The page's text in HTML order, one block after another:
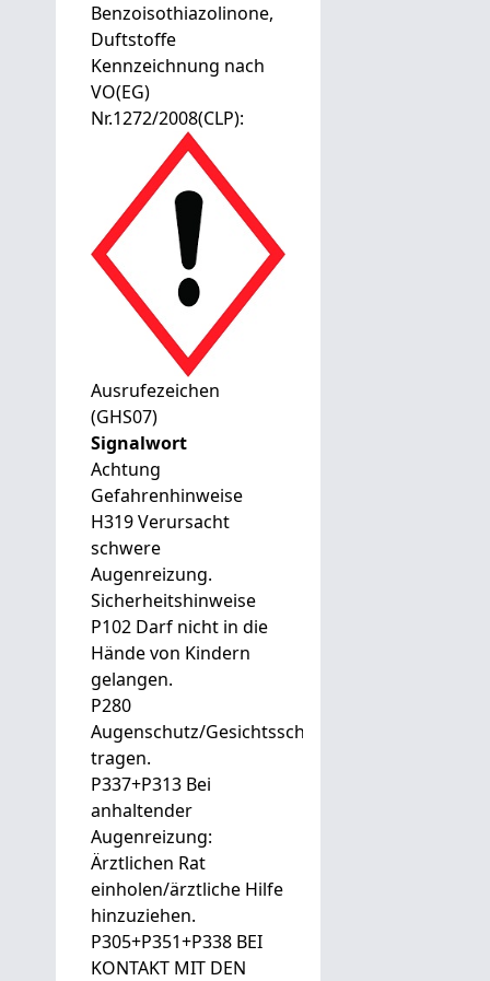
Benzoisothiazolinone,
Duftstoffe
Kennzeichnung nach
VO(EG)
Nr.1272/2008(CLP):
Ausrufezeichen
(GHS07)
Signalwort
Achtung
Gefahrenhinweise
H319 Verursacht
schwere
Augenreizung.
Sicherheitshinweise
P102 Darf nicht in die
Hände von Kindern
gelangen.
P280
Augenschutz/Gesichtsschutz
tragen.
P337+P313 Bei
anhaltender
Augenreizung:
Ärztlichen Rat
einholen/ärztliche Hilfe
hinzuziehen.
P305+P351+P338 BEI
KONTAKT MIT DEN